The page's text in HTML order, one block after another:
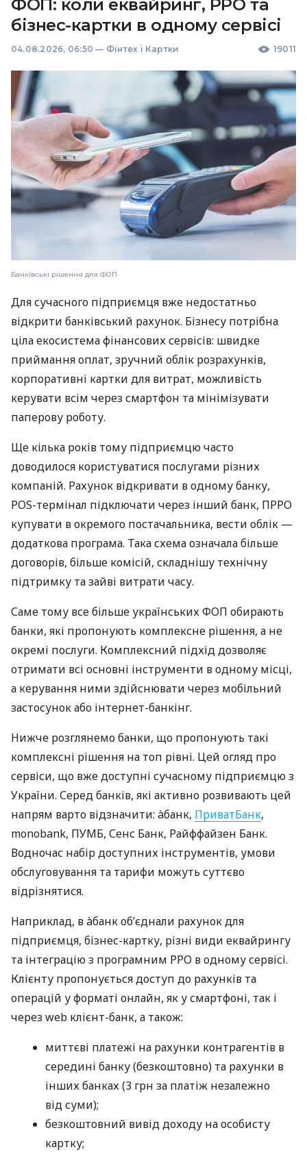
ФОП: коли еквайринг, РРО та
бізнес-картки в одному сервісі
04.08.2026, 06:50 — Фінтех і Картки 19011
Банківські рішення для ФОП
Для сучасного підприємця вже недостатньо
відкрити банківський рахунок. Бізнесу потрібна
ціла екосистема фінансових сервісів: швидке
приймання оплат, зручний облік розрахунків,
корпоративні картки для витрат, можливість
керувати всім через смартфон та мінімізувати
паперову роботу.
Ще кілька років тому підприємцю часто
доводилося користуватися послугами різних
компаній. Рахунок відкривати в одному банку,
POS-термінал підключати через інший банк, ПРРО
купувати в окремого постачальника, вести облік —
додаткова програма. Така схема означала більше
договорів, більше комісій, складнішу технічну
підтримку та зайві витрати часу.
Саме тому все більше українських ФОП обирають
банки, які пропонують комплексне рішення, а не
окремі послуги. Комплексний підхід дозволяє
отримати всі основні інструменти в одному місці,
а керування ними здійснювати через мобільний
застосунок або інтернет-банкінг.
Нижче розглянемо банки, що пропонують такі
комплексні рішення на топ рівні. Цей огляд про
сервіси, що вже доступні сучасному підприємцю з
України. Серед банків, які активно розвивають цей
напрям варто відзначити: àбанк, ПриватБанк,
monobank, ПУМБ, Сенс Банк, Райффайзен Банк.
Водночас набір доступних інструментів, умови
обслуговування та тарифи можуть суттєво
відрізнятися.
Наприклад, в àбанк об’єднали рахунок для
підприємця, бізнес-картку, різні види еквайрингу
та інтеграцію з програмним РРО в одному сервісі.
Клієнту пропонується доступ до рахунків та
операцій у форматі онлайн, як у смартфоні, так і
через web клієнт-банк, а також:
миттєві платежі на рахунки контрагентів в
середині банку (безкоштовно) та рахунки в
інших банках (3 грн за платіж незалежно
від суми);
безкоштовний вивід доходу на особисту
картку;